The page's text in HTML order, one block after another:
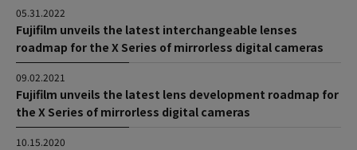
05.31.2022
Fujifilm unveils the latest interchangeable lenses
roadmap for the X Series of mirrorless digital cameras
09.02.2021
Fujifilm unveils the latest lens development roadmap for
the X Series of mirrorless digital cameras
10.15.2020